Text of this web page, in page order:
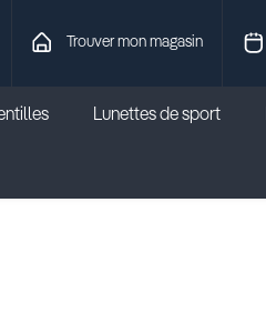
Trouver mon magasin
Lunettes de sport